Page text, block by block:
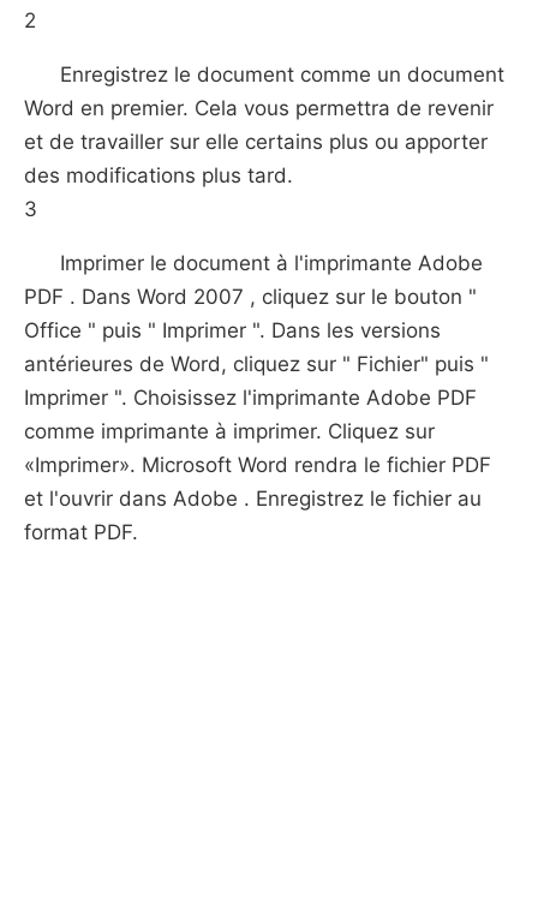
2
Enregistrez le document comme un document
Word en premier. Cela vous permettra de revenir
et de travailler sur elle certains plus ou apporter
des modifications plus tard.
3
Imprimer le document à l'imprimante Adobe
PDF . Dans Word 2007 , cliquez sur le bouton "
Office " puis " Imprimer ". Dans les versions
antérieures de Word, cliquez sur " Fichier" puis "
Imprimer ". Choisissez l'imprimante Adobe PDF
comme imprimante à imprimer. Cliquez sur
«Imprimer». Microsoft Word rendra le fichier PDF
et l'ouvrir dans Adobe . Enregistrez le fichier au
format PDF.